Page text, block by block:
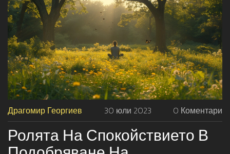
изследваме тази непозната територия на творческите
арт терапии, където всичко е възможно!
Драгомир Георгиев 30 юли 2023 0 Коментари
Ролята На Спокойствието В